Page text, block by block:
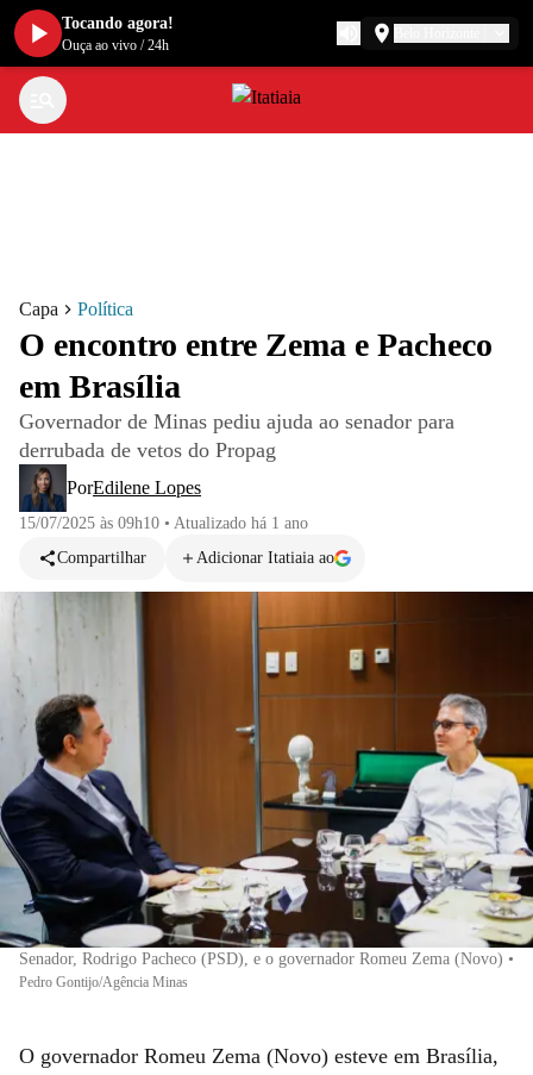
Capa Política
O encontro entre Zema e Pacheco
em Brasília
Governador de Minas pediu ajuda ao senador para
derrubada de vetos do Propag
PorEdilene Lopes
15/07/2025 às 09h10 • Atualizado há 1 ano
Compartilhar
Adicionar Itatiaia ao
Senador, Rodrigo Pacheco (PSD), e o governador Romeu Zema (Novo) •
Pedro Gontijo/Agência Minas
O governador Romeu Zema (Novo) esteve em Brasília,
Tocando agora!
Ouça ao vivo /24h